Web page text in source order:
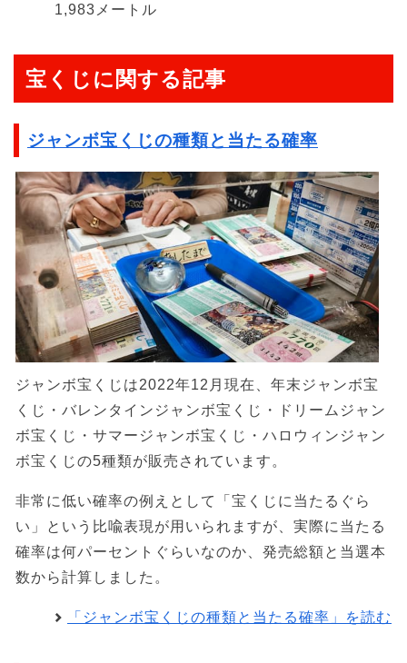
1,983メートル
宝くじに関する記事
ジャンボ宝くじの種類と当たる確率
ジャンボ宝くじは2022年12月現在、年末ジャンボ宝
くじ・バレンタインジャンボ宝くじ・ドリームジャン
ボ宝くじ・サマージャンボ宝くじ・ハロウィンジャン
ボ宝くじの5種類が販売されています。
非常に低い確率の例えとして「宝くじに当たるぐら
い」という比喩表現が用いられますが、実際に当たる
確率は何パーセントぐらいなのか、発売総額と当選本
数から計算しました。
「ジャンボ宝くじの種類と当たる確率」を読む